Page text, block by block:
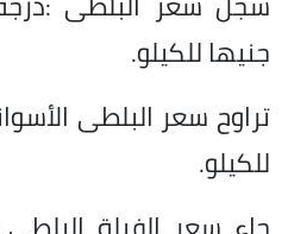
جنيها للكيلو.
للكيلو.